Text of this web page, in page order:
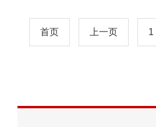
首页 上一页 1